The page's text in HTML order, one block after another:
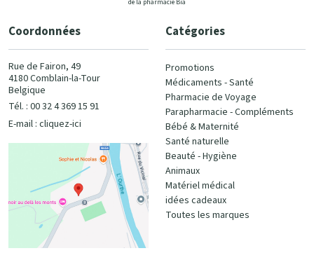
de la pharmacie Bia
Coordonnées
Rue de Fairon, 49
4180 Comblain-la-Tour
Belgique
Tél. : 00 32 4 369 15 91
E-mail : cliquez-ici
Catégories
Promotions
Médicaments - Santé
Pharmacie de Voyage
Parapharmacie - Compléments
Bébé & Maternité
Santé naturelle
Beauté - Hygiène
Animaux
Matériel médical
idées cadeaux
Toutes les marques